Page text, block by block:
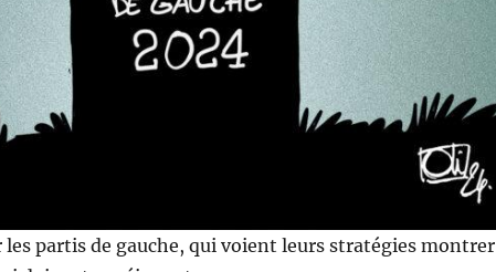
les partis de gauche, qui voient leurs stratégies montrer